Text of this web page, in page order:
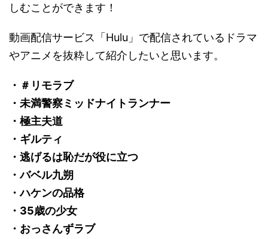
しむことができます！
動画配信サービス「Hulu」で配信されているドラマ
やアニメを抜粋して紹介したいと思います。
・＃リモラブ
・未満警察ミッドナイトランナー
・極主夫道
・ギルティ
・逃げるは恥だが役に立つ
・バベル九朔
・ハケンの品格
・35歳の少女
・おっさんずラブ